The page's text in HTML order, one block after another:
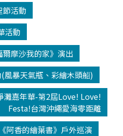
節活動
活動
摩沙我的家》演出
風暴天氣瓶、彩繪木頭船)
灘嘉年華-第2屆Love! Love!
Festa!台灣沖繩愛海零距離
阿香的繪葉書》戶外巡演